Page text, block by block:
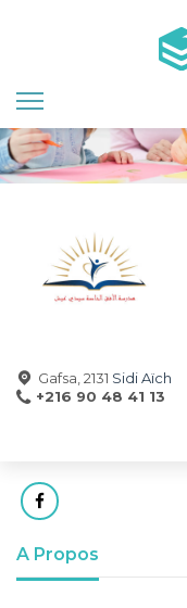
principal
Gafsa, 2131 Sidi Aïch
+216 90 48 41 13
A Propos